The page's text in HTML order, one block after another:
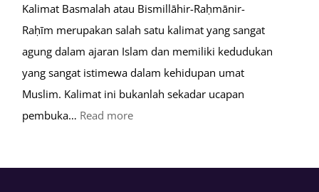
Kalimat Basmalah atau Bismillāhir-Raḥmānir-
Raḥīm merupakan salah satu kalimat yang sangat
agung dalam ajaran Islam dan memiliki kedudukan
yang sangat istimewa dalam kehidupan umat
Muslim. Kalimat ini bukanlah sekadar ucapan
pembuka… Read more: